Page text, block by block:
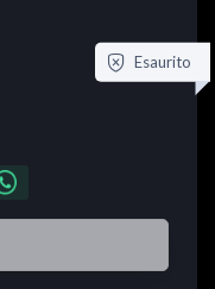
Esaurito